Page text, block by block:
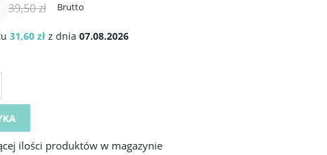
39,50 zł Brutto
31,60 zł z dnia 07.08.2026
ilości produktów w magazynie